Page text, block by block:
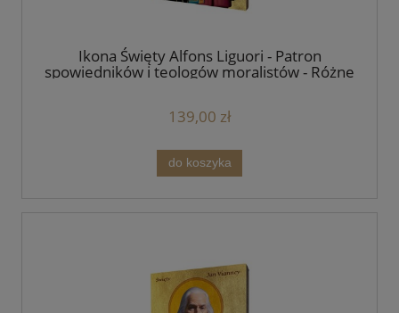
Ikona Święty Alfons Liguori - Patron
spowiedników i teologów moralistów - Różne
139,00 zł
do koszyka